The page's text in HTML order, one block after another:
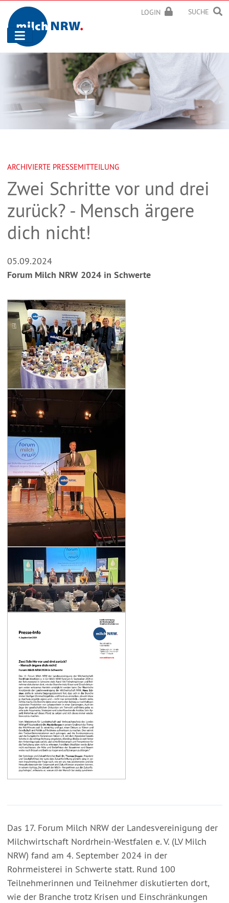
LOGIN SUCHE
Navigation
ein-/ausblenden
ARCHIVIERTE PRESSEMITTEILUNG
Zwei Schritte vor und drei
zurück? - Mensch ärgere
dich nicht!
05.09.2024
Forum Milch NRW 2024 in Schwerte
Das 17. Forum Milch NRW der Landesvereinigung der
Milchwirtschaft Nordrhein-Westfalen e. V. (LV Milch
NRW) fand am 4. September 2024 in der
Rohrmeisterei in Schwerte statt. Rund 100
Teilnehmerinnen und Teilnehmer diskutierten dort,
wie der Branche trotz Krisen und Einschränkungen